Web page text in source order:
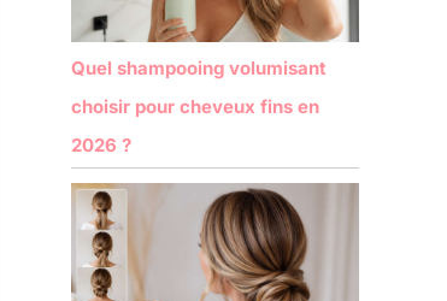
Quel shampooing volumisant
choisir pour cheveux fins en
2026 ?